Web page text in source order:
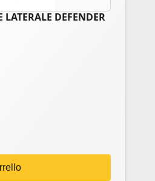
LATERALE DEFENDER